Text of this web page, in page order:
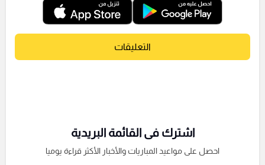
التعليقات
اشترك فى القائمة البريدية
احصل على مواعيد المباريات والأخبار الأكثر قراءة يوميا